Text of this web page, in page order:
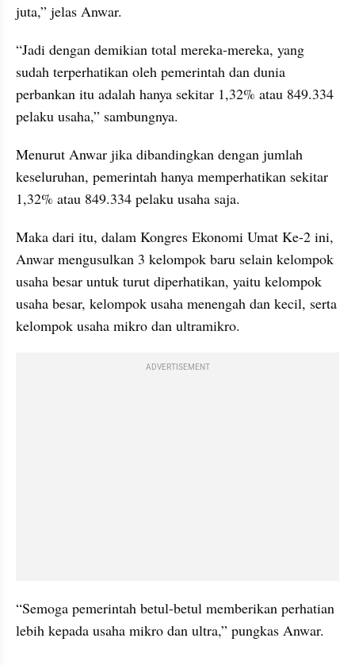
juta,” jelas Anwar.
“Jadi dengan demikian total mereka-mereka, yang
sudah terperhatikan oleh pemerintah dan dunia
perbankan itu adalah hanya sekitar 1,32% atau 849.334
pelaku usaha,” sambungnya.
Menurut Anwar jika dibandingkan dengan jumlah
keseluruhan, pemerintah hanya memperhatikan sekitar
1,32% atau 849.334 pelaku usaha saja.
Maka dari itu, dalam Kongres Ekonomi Umat Ke-2 ini,
Anwar mengusulkan 3 kelompok baru selain kelompok
usaha besar untuk turut diperhatikan, yaitu kelompok
usaha besar, kelompok usaha menengah dan kecil, serta
kelompok usaha mikro dan ultramikro.
ADVERTISEMENT
“Semoga pemerintah betul-betul memberikan perhatian
lebih kepada usaha mikro dan ultra,” pungkas Anwar.